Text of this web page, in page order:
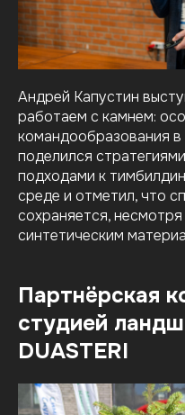
Андрей Капустин
работаем с камнем:
командообразования
поделился
подходами к
среде и отметил, что
сохраняется,
синтетическим
Партнёрская
студией
DUASTERI